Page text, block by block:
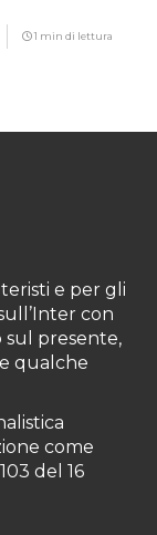
1 min di lettura
e per gli
con
sul presente,
qualche
come
del 16